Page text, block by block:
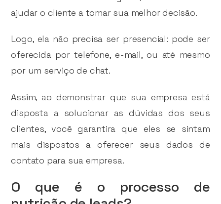
ajudar o cliente a tomar sua melhor decisão.
Logo, ela não precisa ser presencial: pode ser
oferecida por telefone, e-mail, ou até mesmo
por um serviço de chat.
Assim, ao demonstrar que sua empresa está
disposta a solucionar as dúvidas dos seus
clientes, você garantira que eles se sintam
mais dispostos a oferecer seus dados de
contato para sua empresa.
O que é o processo de